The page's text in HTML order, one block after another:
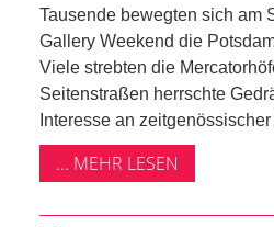
AUS DEM
KIEZ
GEWERBE
Tausende bewegten sich am
Gallery Weekend die
Viele strebten die
Seitenstraßen herrschte
Interesse an
... MEHR LESEN